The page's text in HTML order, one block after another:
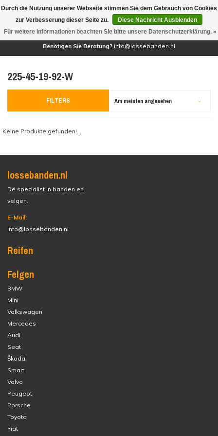
(0)
Benötigen Sie Beratung? info@lossebanden.nl
225-45-19-92-W
FILTERS Am meisten angesehen
Keine Produkte gefunden!...
lossebanden.nl
Dé specialist in banden en
velgen.
E-Mail:
info@lossebanden.nl
Reifen
Felgen
BMW
Mini
Volkswagen
Mercedes
Audi
Seat
Škoda
Smart
Volvo
Peugeot
Porsche
Toyota
Fiat
Durch die Nutzung unserer Webseite stimmen Sie dem Gebrauch von Cookies
zur Verbesserung dieser Seite zu.
Diese Nachricht Ausblenden
Für weitere Informationen beachten Sie bitte unsere Datenschutzerklärung. »